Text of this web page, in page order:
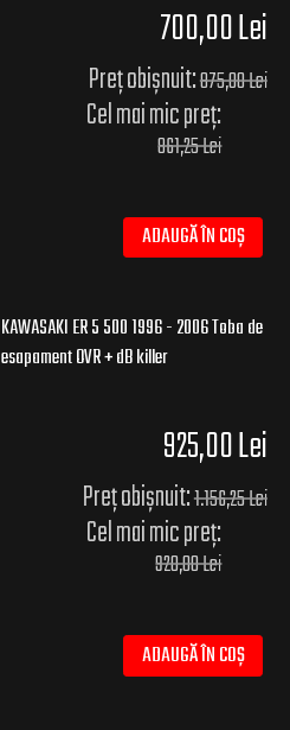
700,00 Lei
Preț obișnuit:875,00 Lei
Cel mai mic preț:
861,25 Lei
ADAUGĂ ÎN COȘ
KAWASAKI ER 5 500 1996 - 2006 Toba de
esapament OVR + dB killer
925,00 Lei
Preț obișnuit:1.156,25 Lei
Cel mai mic preț:
920,00 Lei
ADAUGĂ ÎN COȘ